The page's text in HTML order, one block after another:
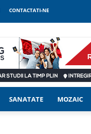
CONTACTATI-NE
SANATATE MOZAIC